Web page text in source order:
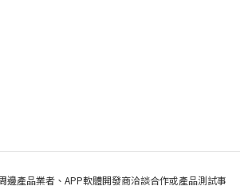
邊產品業者、APP軟體開發商洽談合作或產品測試事